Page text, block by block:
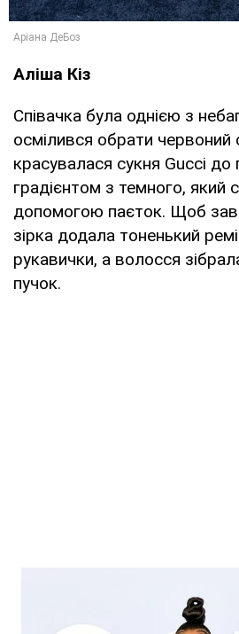
Аліша Кіз
Співачка була однією з
осмілився обрати червоний
красувалася сукня Gucci до
градієнтом з темного, який
допомогою паєток. Щоб
зірка додала тоненький
рукавички, а волосся
пучок.